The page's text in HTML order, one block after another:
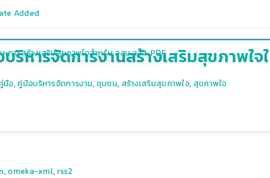
Added
ริหารจัดการงานสร้างเสริมสุขภาพใ
มือ, คู่มือบริหารจัดการงาน, ชุมชน, สร้างเสริมสุขภาพใจ, สุขภาพใจ
, omeka-xml, rss2